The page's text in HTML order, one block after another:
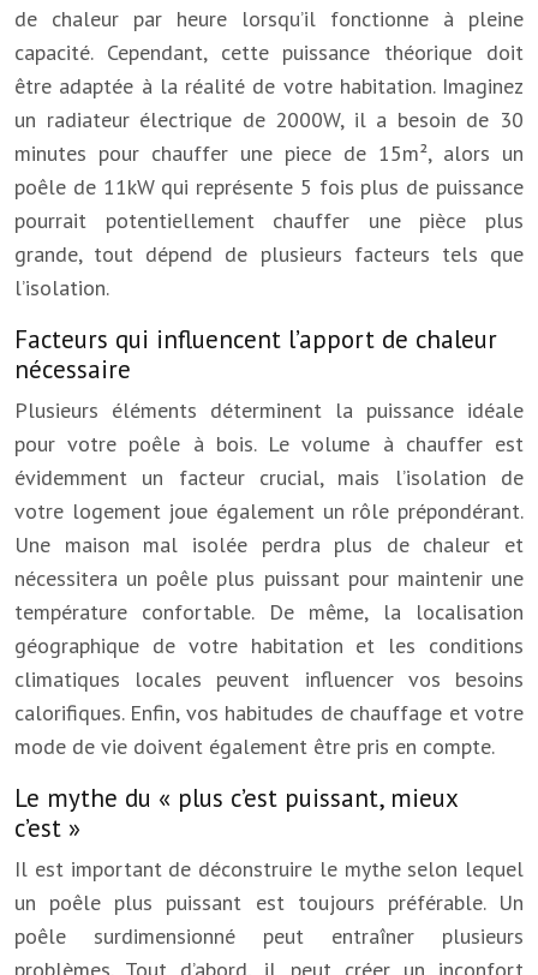
de chaleur par heure lorsqu’il fonctionne à pleine
capacité. Cependant, cette puissance théorique doit
être adaptée à la réalité de votre habitation. Imaginez
un radiateur électrique de 2000W, il a besoin de 30
minutes pour chauffer une piece de 15m², alors un
poêle de 11kW qui représente 5 fois plus de puissance
pourrait potentiellement chauffer une pièce plus
grande, tout dépend de plusieurs facteurs tels que
l’isolation.
Facteurs qui influencent l’apport de chaleur
nécessaire
Plusieurs éléments déterminent la puissance idéale
pour votre poêle à bois. Le volume à chauffer est
évidemment un facteur crucial, mais l’isolation de
votre logement joue également un rôle prépondérant.
Une maison mal isolée perdra plus de chaleur et
nécessitera un poêle plus puissant pour maintenir une
température confortable. De même, la localisation
géographique de votre habitation et les conditions
climatiques locales peuvent influencer vos besoins
calorifiques. Enfin, vos habitudes de chauffage et votre
mode de vie doivent également être pris en compte.
Le mythe du « plus c’est puissant, mieux
c’est »
Il est important de déconstruire le mythe selon lequel
un poêle plus puissant est toujours préférable. Un
poêle surdimensionné peut entraîner plusieurs